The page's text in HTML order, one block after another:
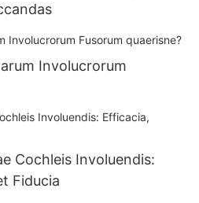
Involucrorum
Cochleis Involuendis:
Fiducia